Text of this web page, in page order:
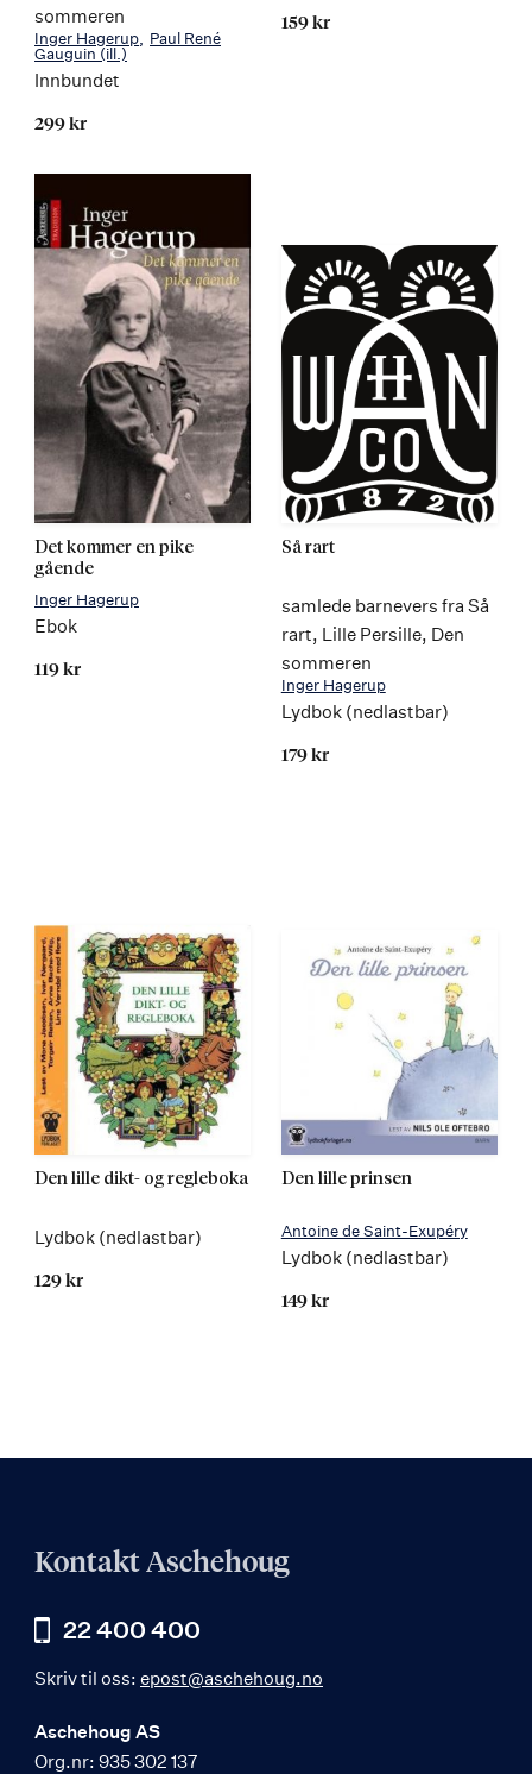
sommeren
Inger Hagerup
Paul René
Gauguin (ill.)
Innbundet
299 kr
159 kr
Det kommer en pike
gående
Inger Hagerup
Ebok
119 kr
Så rart
samlede barnevers fra Så
rart, Lille Persille, Den
sommeren
Inger Hagerup
Lydbok (nedlastbar)
179 kr
Den lille dikt- og regleboka
Lydbok (nedlastbar)
129 kr
Den lille prinsen
Antoine de Saint-Exupéry
Lydbok (nedlastbar)
149 kr
Kontakt Aschehoug
22 400 400
Skriv til oss: epost@aschehoug.no
Aschehoug AS
Org.nr: 935 302 137